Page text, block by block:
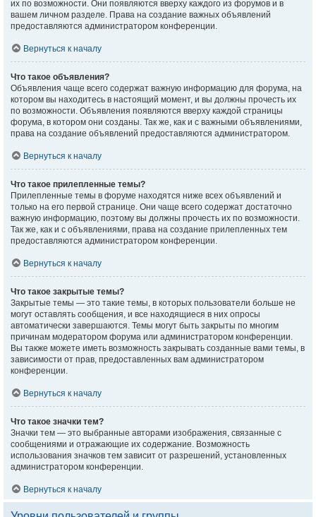
их по возможности. Они появляются вверху каждого из форумов и в
вашем личном разделе. Права на создание важных объявлений
предоставляются администратором конференции.
Вернуться к началу
Что такое объявления?
Объявления чаще всего содержат важную информацию для форума, на
котором вы находитесь в настоящий момент, и вы должны прочесть их
по возможности. Объявления появляются вверху каждой страницы
форума, в котором они созданы. Так же, как и с важными объявлениями,
права на создание объявлений предоставляются администратором.
Вернуться к началу
Что такое прилепленные темы?
Прилепленные темы в форуме находятся ниже всех объявлений и
только на его первой странице. Они чаще всего содержат достаточно
важную информацию, поэтому вы должны прочесть их по возможности.
Так же, как и с объявлениями, права на создание прилепленных тем
предоставляются администратором конференции.
Вернуться к началу
Что такое закрытые темы?
Закрытые темы — это такие темы, в которых пользователи больше не
могут оставлять сообщения, и все находящиеся в них опросы
автоматически завершаются. Темы могут быть закрыты по многим
причинам модератором форума или администратором конференции.
Вы также можете иметь возможность закрывать созданные вами темы, в
зависимости от прав, предоставленных вам администратором
конференции.
Вернуться к началу
Что такое значки тем?
Значки тем — это выбранные авторами изображения, связанные с
сообщениями и отражающие их содержание. Возможность
использования значков тем зависит от разрешений, установленных
администратором конференции.
Вернуться к началу